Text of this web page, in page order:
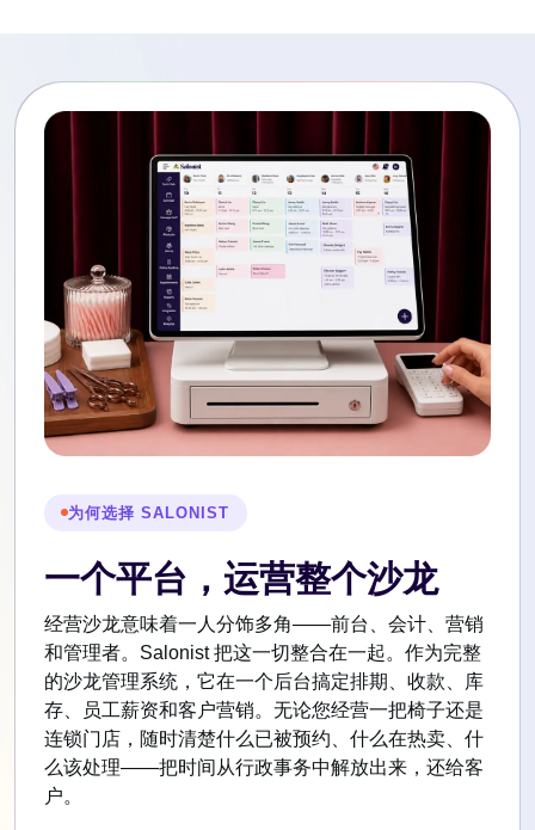
为何选择 SALONIST
一个平台，运营整个沙龙
经营沙龙意味着一人分饰多角——前台、会计、营销
和管理者。Salonist 把这一切整合在一起。作为完整
的沙龙管理系统，它在一个后台搞定排期、收款、库
存、员工薪资和客户营销。无论您经营一把椅子还是
连锁门店，随时清楚什么已被预约、什么在热卖、什
么该处理——把时间从行政事务中解放出来，还给客
户。